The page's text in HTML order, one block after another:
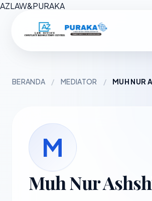
AZLAW&PURAKA
BERANDA / MEDIATOR / MUH NUR
M
Muh Nur